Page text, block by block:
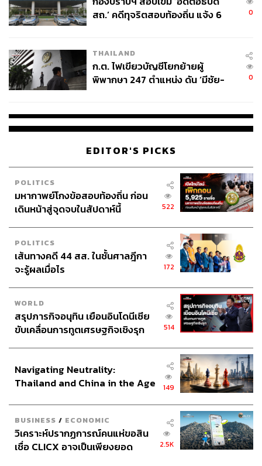
สถ.’ คดีทุจริตสอบท้องถิ่น แจ้ง 6
0
THAILAND
ก.ต. ไฟเขียวบัญชีโยกย้ายผู้
พิพากษา 247 ตำแหน่ง ดัน ‘มีชัย-
0
EDITOR'S PICKS
POLITICS
มหากาพย์โกงข้อสอบท้องถิ่น ก่อน
เดินหน้าสู่จุดจบในสัปดาห์นี้
522
POLITICS
เส้นทางคดี 44 สส. ในชั้นศาลฎีกา
จะรู้ผลเมื่อไร
172
WORLD
สรุปภารกิจอนุทิน เยือนอินโดนีเซีย
ขับเคลื่อนการทูตเศรษฐกิจเชิงรุก
514
Navigating Neutrality:
Thailand and China in the Age
149
BUSINESS / ECONOMIC
วิเคราะห์ปรากฏการณ์คนแห่ขอสิน
เชื่อ CLICX อาจเป็นเพียงยอด
2.5K